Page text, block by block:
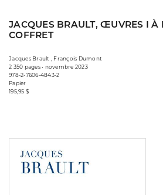
JACQUES BRAULT, ŒUVRES I À
COFFRET
Jacques Brault , François Dumont
2 350 pages • novembre 2023
978-2-7606-4843-2
Papier
195,95 $